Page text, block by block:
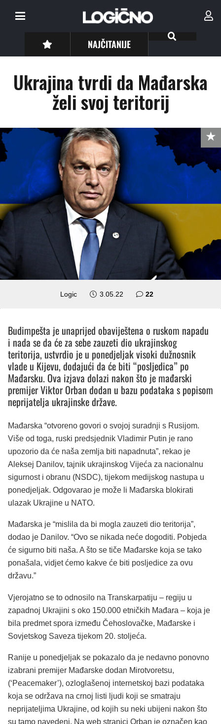
NAJČITANIJE
Ukrajina tvrdi da Mađarska
želi svoj teritorij
Logic 3.05.22 22
Budimpešta je unaprijed obaviještena o ruskom napadu
i nada se da će za sebe zauzeti dio ukrajinskog
teritorija, ustvrdio je u ponedjeljak visoki dužnosnik
vlade u Kijevu, dodajući da će biti “posljedica” po
Mađarsku. Ova izjava dolazi nakon što je mađarski
premijer Viktor Orban dodan u bazu podataka s popisom
neprijatelja ukrajinske države.
Mađarska “otvoreno govori o svojoj suradnji s Rusijom.
Više od toga, ruski predsjednik Vladimir Putin je rano
upozorio da će naša zemlja biti napadnuta”, rekao je
Aleksej Danilov, tajnik ukrajinskog Vijeća za nacionalnu
sigurnost i obranu (NSDC), tijekom medijskog nastupa u
ponedjeljak. Odgovarao je može li Mađarska blokirati
ulazak Ukrajine u NATO.
Mađarska je “mislila da bi mogla zauzeti dio teritorija”,
dodao je Danilov. “Ovo se nikada neće dogoditi. Pobjeda
će sigurno biti naša. A što se tiče Mađarske koja se tako
ponašala, vidjet ćemo kakve će biti posljedice za ovu
državu.”
Vjerojatno se to odnosilo na Transkarpatiju – regiju u
zapadnoj Ukrajini s oko 150.000 etničkih Mađara – koja je
bila predmet spora između Čehoslovačke, Mađarske i
Sovjetskog Saveza tijekom 20. stoljeća.
Ranije u ponedjeljak se pokazalo da je nedavno ponovno
izabrani premijer Mađarske dodan Mirotvoretsu,
(‘Peacemaker’), ozloglašenoj internetskoj bazi podataka
koja se održava na crnoj listi ljudi koji se smatraju
neprijateljima Ukrajine, od kojih su neki ubijeni nakon što
su tamo navedeni. Na web stranici Orban je označen kao